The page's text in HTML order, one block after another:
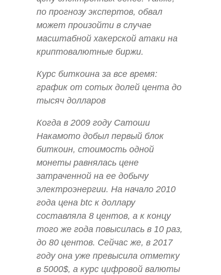
по прогнозу экспертов, обвал
может произойти в случае
масштабной хакерской атаки на
криптовалютные биржи.
Курс биткоина за все время:
график от сотых долей цента до
тысяч долларов
Когда в 2009 году Сатоши
Накамото добыл первый блок
биткоин, стоимость одной
монеты равнялась цене
затраченной на ее добычу
электроэнергии. На начало 2010
года цена btc к доллару
составляла 8 центов, а к концу
того же года повысилась в 10 раз,
до 80 центов. Сейчас же, в 2017
году она уже превысила отметку
в 5000$, а курс цифровой валюты